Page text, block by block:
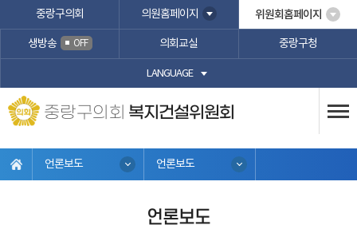
본문바로가기
중랑구의회 의원홈페이지 위원회홈페이지
생방송 OFF 의회교실 중랑구청
LANGUAGE
중랑구의회 복지건설위원회
언론보도 언론보도
언론보도